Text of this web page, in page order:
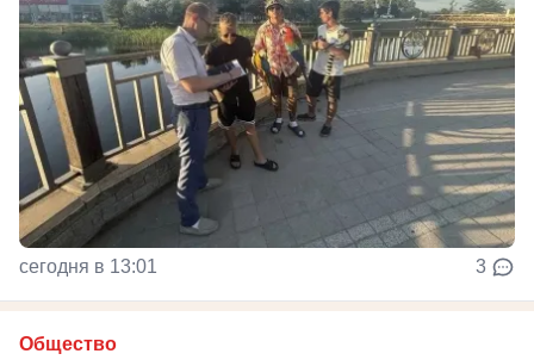
сегодня в 13:01 3
Общество